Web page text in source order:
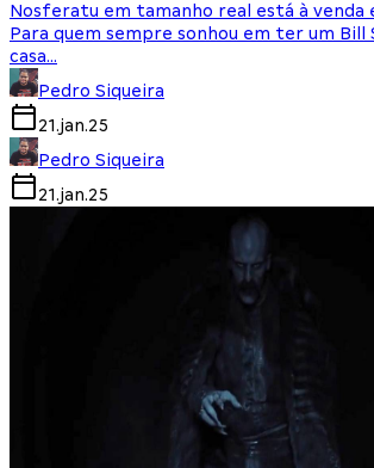
Nosferatu em tamanho real está à venda
Para quem sempre sonhou em ter um Bill
casa…
Pedro Siqueira
21.jan.25
Pedro Siqueira
21.jan.25